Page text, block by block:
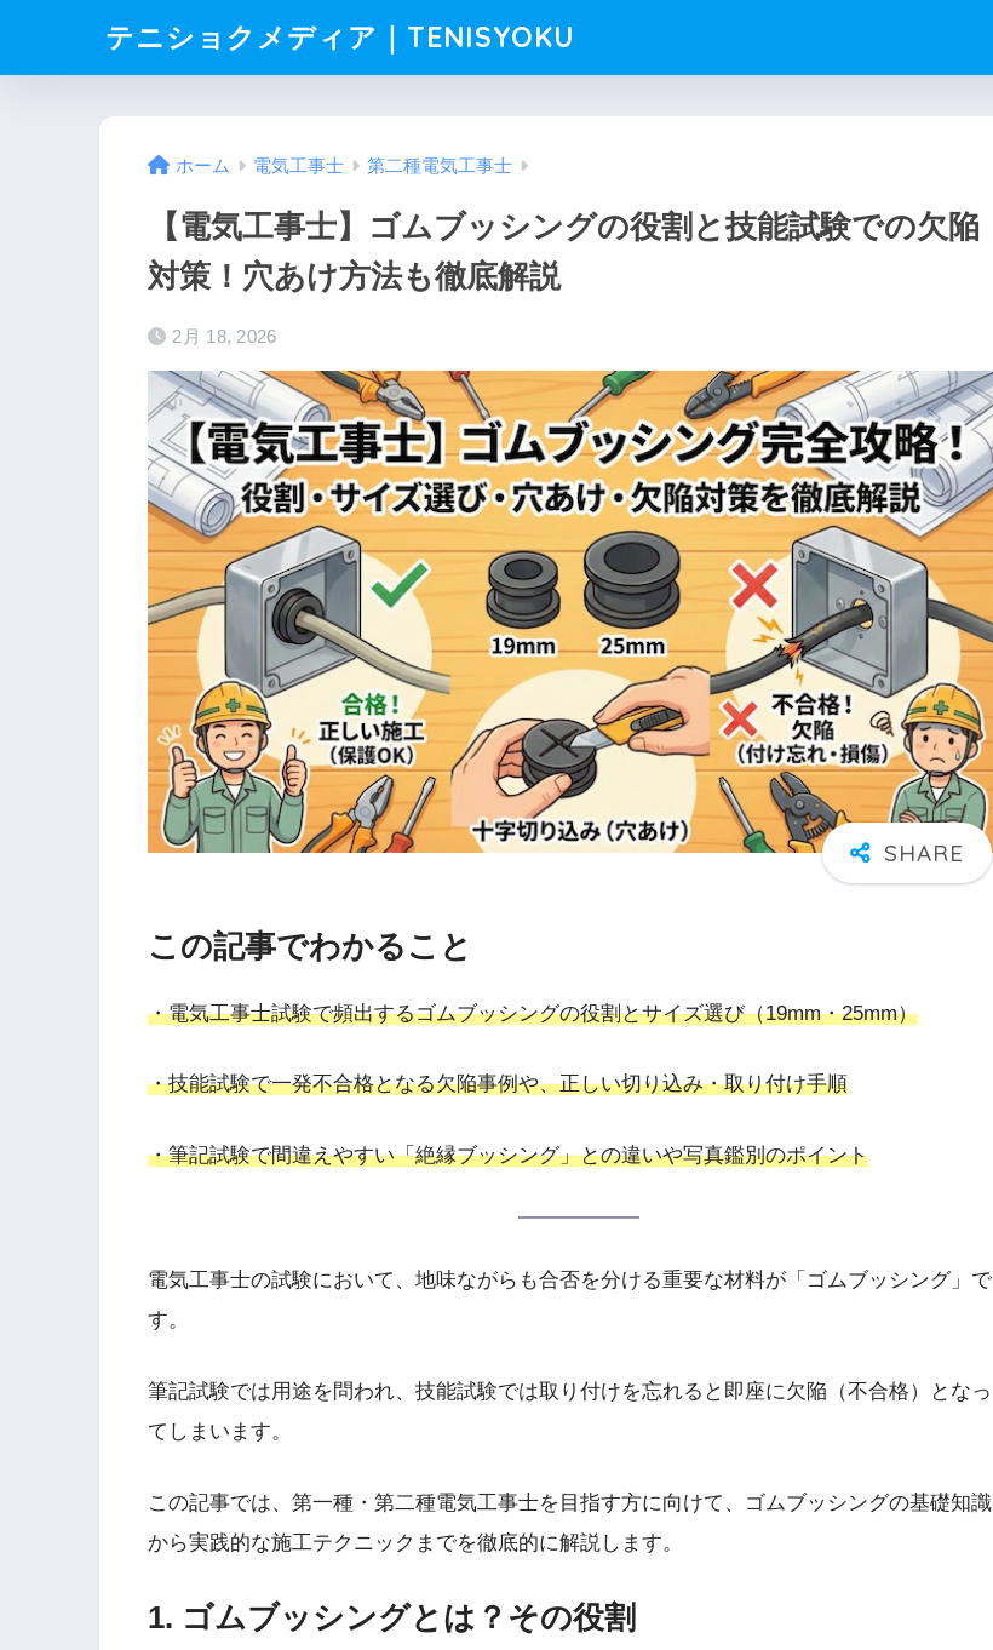
テニショクメディア｜TENISYOKU
ホーム 電気工事士 第二種電気工事士
【電気工事士】ゴムブッシングの役割と技能試験での欠陥
対策！穴あけ方法も徹底解説
2月 18, 2026
この記事でわかること
・電気工事士試験で頻出するゴムブッシングの役割とサイズ選び（19mm・25mm）
・技能試験で一発不合格となる欠陥事例や、正しい切り込み・取り付け手順
・筆記試験で間違えやすい「絶縁ブッシング」との違いや写真鑑別のポイント
電気工事士の試験において、地味ながらも合否を分ける重要な材料が「ゴムブッシング」で
す。
筆記試験では用途を問われ、技能試験では取り付けを忘れると即座に欠陥（不合格）となっ
てしまいます。
この記事では、第一種・第二種電気工事士を目指す方に向けて、ゴムブッシングの基礎知識
から実践的な施工テクニックまでを徹底的に解説します。
1. ゴムブッシングとは？その役割